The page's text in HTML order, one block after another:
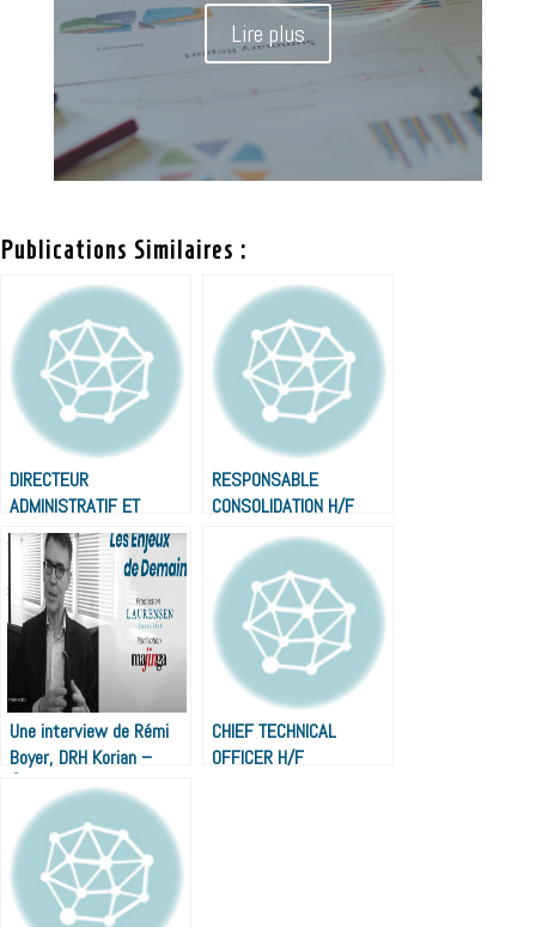
Lire plus
Publications Similaires :
DIRECTEUR
ADMINISTRATIF ET
FINANCIER H/F
RESPONSABLE
CONSOLIDATION H/F
Une interview de Rémi
Boyer, DRH Korian –
CHIEF TECHNICAL
OFFICER H/F